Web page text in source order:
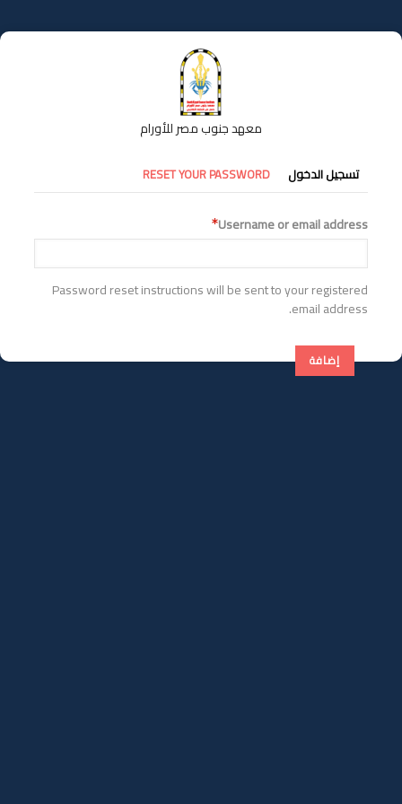
إلى
المحتوى
معهد جنوب مصر للأورام
التبويبات
الأساسية
تسجيل الدخول RESET YOUR PASSWORD
Username or email address
Password reset instructions will be sent to your registered
email address.